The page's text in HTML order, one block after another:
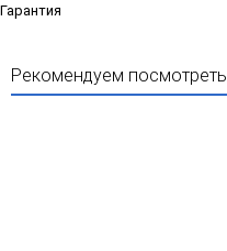
Гарантия
Рекомендуем посмотреть